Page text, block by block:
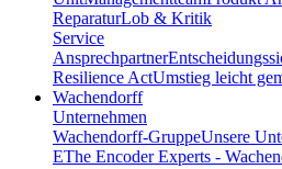
ReparaturLob & Kritik
Service
Ansprechpartner
Resilience ActUmstieg leicht
Wachendorff
Unternehmen
Wachendorff-GruppeUnsere
EThe Encoder Experts -